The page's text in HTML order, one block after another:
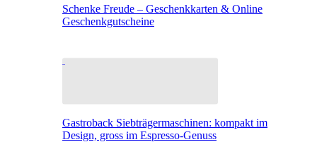
Schenke Freude – Geschenkkarten & Online
Geschenkgutscheine
Gastroback Siebträgermaschinen: kompakt im
Design, gross im Espresso-Genuss